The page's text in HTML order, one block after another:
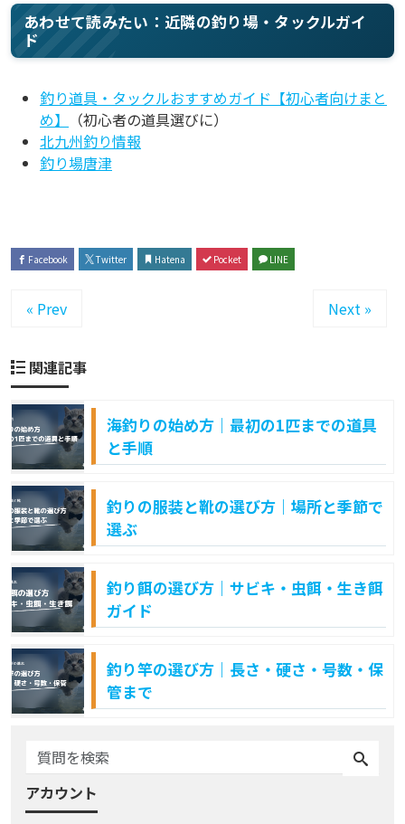
あわせて読みたい：近隣の釣り場・タックルガイ
ド
釣り道具・タックルおすすめガイド【初心者向けまと
め】
（初心者の道具選びに）
北九州釣り情報
釣り場唐津
Facebook Twitter Hatena Pocket LINE
« Prev Next »
関連記事
海釣りの始め方｜最初の1匹までの道具
と手順
釣りの服装と靴の選び方｜場所と季節で
選ぶ
釣り餌の選び方｜サビキ・虫餌・生き餌
ガイド
釣り竿の選び方｜長さ・硬さ・号数・保
管まで
アカウント